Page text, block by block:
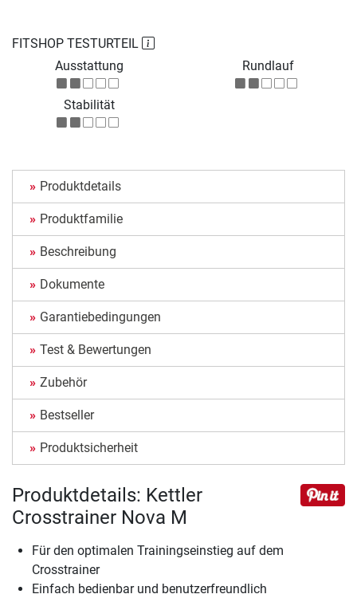
FITSHOP TESTURTEIL
Ausstattung
Rundlauf
Stabilität
Produktdetails
Produktfamilie
Beschreibung
Dokumente
Garantiebedingungen
Test & Bewertungen
Zubehör
Bestseller
Produktsicherheit
Produktdetails: Kettler
Crosstrainer Nova M
Für den optimalen Trainingseinstieg auf dem
Crosstrainer
Einfach bedienbar und benutzerfreundlich